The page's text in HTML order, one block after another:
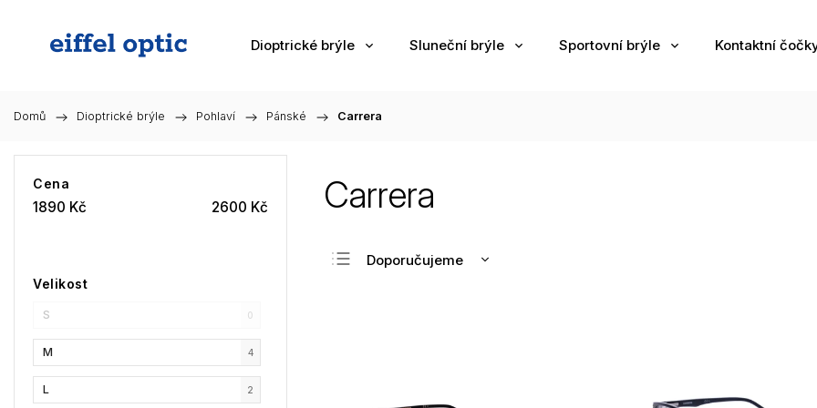
Dioptrické brýle Sluneční brýle Sportovní brýle Kontaktní
Domů / Dioptrické brýle / Pohlaví / Pánské / Carrera
Cena
1890 Kč 2600 Kč
Velikost
S 0
M 4
L 2
Carrera
Doporučujeme